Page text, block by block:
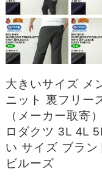
大きいサイズ メ
ニット 裏フリー
（メーカー取寄
ロダクツ 3L 4L
い サイズ ブラ
ビルーズ